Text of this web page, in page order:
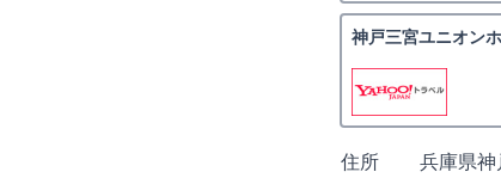
神戸三宮ユニオン
住所
兵庫県神